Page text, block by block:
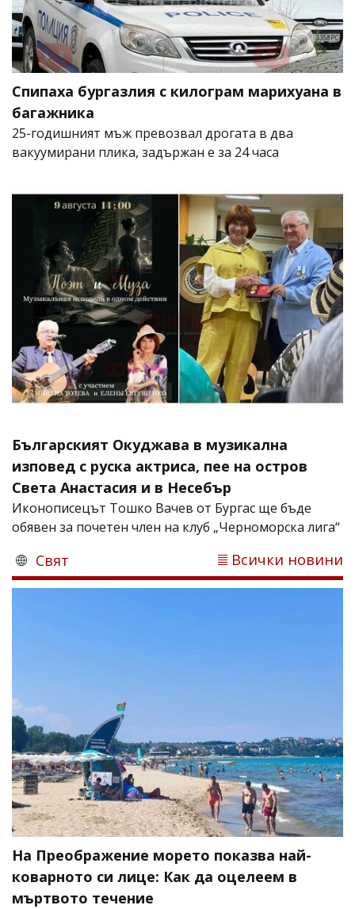
Спипаха бургазлия с килограм марихуана в
багажника
25-годишният мъж превозвал дрогата в два
вакуумирани плика, задържан е за 24 часа
Българският Окуджава в музикална
изповед с руска актриса, пее на остров
Света Анастасия и в Несебър
Иконописецът Тошко Вачев от Бургас ще бъде
обявен за почетен член на клуб „Черноморска лига“
Свят Всички новини
На Преображение морето показва най-
коварното си лице: Как да оцелеем в
мъртвото течение